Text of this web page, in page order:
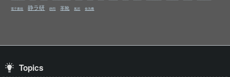
電子書籍 静ラ研 静岡 革靴 風邪 食洗機
Topics